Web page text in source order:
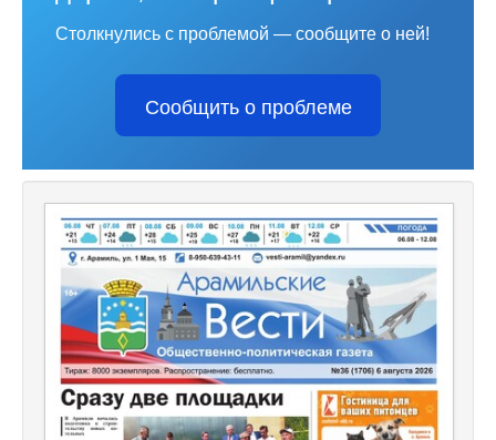
Столкнулись с проблемой — сообщите о ней!
Сообщить о проблеме